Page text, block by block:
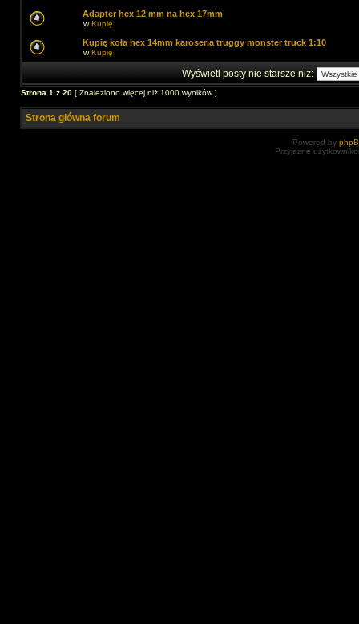
Adapter hex 12 mm na hex 17mm
wKupię
Kupię koła hex 14mm karoseria truggy monster truck 1:10
wKupię
Wyświetl posty nie starsze niż:
Strona 1 z 20 [ Znaleziono więcej niż 1000 wyników ]
Strona główna forum
Powered by
Przyjazne